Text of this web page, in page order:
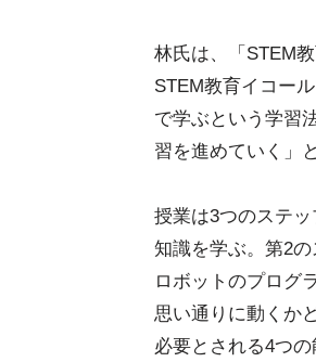
林氏は、「STEM
STEM教育イコー
で学ぶという学習
習を進めていく」
授業は3つのステ
知識を学ぶ。第2
ロボットのプログ
思い通りに動くか
必要とされる4つの